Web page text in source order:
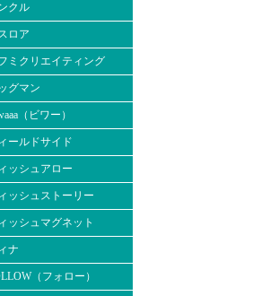
クル
ロア
ミクリエイティング
グマン
（ビワー）
ールドサイド
ッシュアロー
ッシュストーリー
ッシュマグネット
ナ
（フォロー）